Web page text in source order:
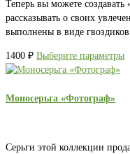
Теперь вы можете создавать
рассказывать о своих
выполнены в виде
1400 ₽ Выберите параметры
Моносерьга «Фотограф»
Серьги этой коллекции